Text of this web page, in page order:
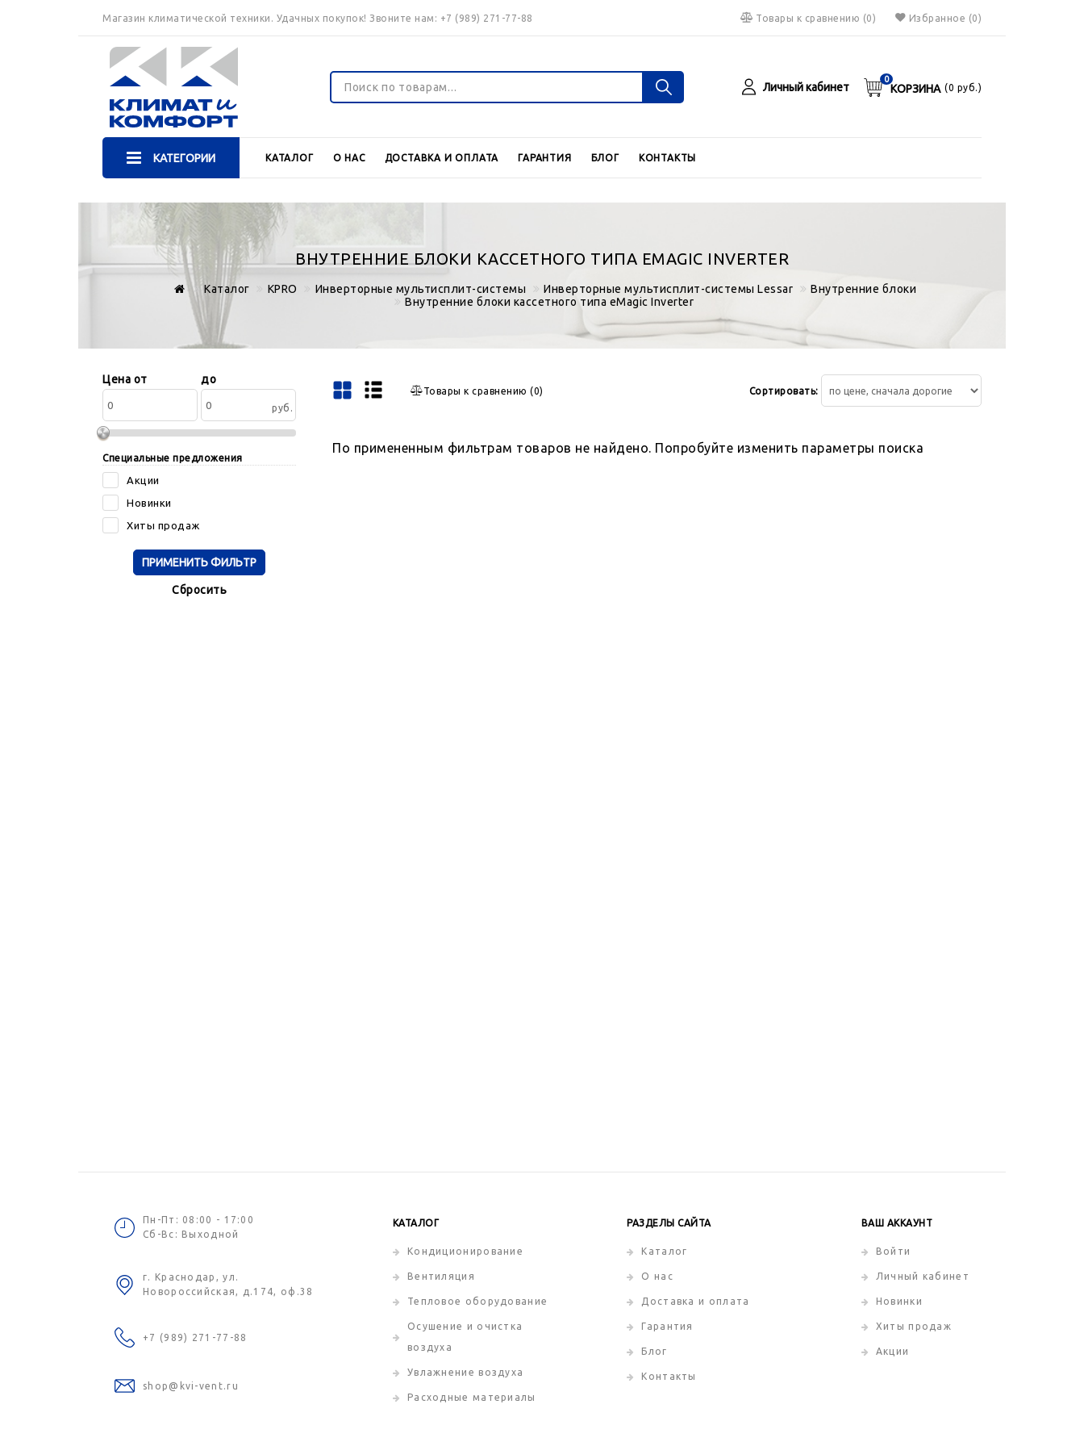
Магазин климатической техники. Удачных покупок! Звоните нам: +7 (989) 271-77-88 Товары к сравнению (0) Избранное (0)
Личный кабинет КОРЗИНА
0
(0 руб.)
КАТЕГОРИИ КАТАЛОГ О НАС ДОСТАВКА И ОПЛАТА ГАРАНТИЯ БЛОГ КОНТАКТЫ
ВНУТРЕННИЕ БЛОКИ КАССЕТНОГО ТИПА EMAGIC INVERTER
Каталог KPRO Инверторные мультисплит-системы Инверторные мультисплит-системы Lessar
Внутренние блоки
Внутренние блоки кассетного типа eMagic Inverter
Сортировать
по:
Цена от до
руб.
Специальные предложения
Акции
Новинки
Хиты продаж
Cбросить
Товары к сравнению (0) Сортировать:
По примененным фильтрам товаров не найдено. Попробуйте изменить параметры поиска
Пн-Пт: 08:00 - 17:00
Сб-Вс: Выходной
г. Краснодар, ул.
Новороссийская, д.174, оф.38
+7 (989) 271-77-88
shop@kvi-vent.ru
КАТАЛОГ
Кондиционирование
Вентиляция
Тепловое оборудование
Осушение и очистка
воздуха
Увлажнение воздуха
Расходные материалы
РАЗДЕЛЫ САЙТА
Каталог
О нас
Доставка и оплата
Гарантия
Блог
Контакты
ВАШ АККАУНТ
Войти
Личный кабинет
Новинки
Хиты продаж
Акции